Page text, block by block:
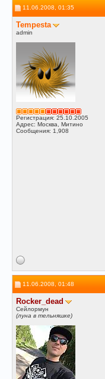
11.06.2008, 01:35
Tempesta
admin
Регистрация: 25.10.2005
Адрес: Москва, Митино
Сообщения: 1,908
11.06.2008, 01:48
Rocker_dead
Сейлормун
(луна в тельняшке)